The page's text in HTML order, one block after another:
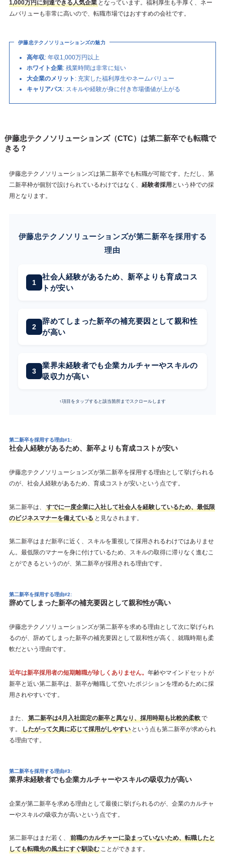
1,000万円に到達できる人気企業となっています。福利厚生も手厚く、ネー
ムバリューも非常に高いので、転職市場ではおすすめの会社です。
伊藤忠テクノソリューションズの魅力
高年収: 年収1,000万円以上
ホワイト企業: 残業時間は非常に短い
大企業のメリット : 充実した福利厚生やネームバリュー
キャリアパス: スキルや経験が身に付き市場価値が上がる
伊藤忠テクノソリューションズ（CTC）は第二新卒でも転職で
きる？
伊藤忠テクノソリューションズは第二新卒でも転職が可能です。ただし、第
二新卒枠が個別で設けられているわけではなく、 経験者採用 という枠での採
用となります。
伊藤忠テクノソリューションズが第二新卒を採用する
理由
社会人経験があるため、新卒よりも育成コス
トが安い
辞めてしまった新卒の補充要因として親和性
が高い
業界未経験者でも企業カルチャーやスキルの
吸収力が高い
↑項目をタップすると該当箇所までスクロールします
第二新卒を採用する理由#1:
社会人経験があるため、新卒よりも育成コストが安い
伊藤忠テクノソリューションズが第二新卒を採用する理由として挙げられる
のが、社会人経験があるため、育成コストが安いという点です。
第二新卒は、
すでに一度企業に入社して社会人を経験しているため、最低限
のビジネスマナーを備えている と見なされます。
第二新卒はまだ新卒に近く、スキルを重視して採用されるわけではありませ
ん。最低限のマナーを身に付けているため、スキルの取得に滞りなく進むこ
とができるというのが、第二新卒が採用される理由です。
第二新卒を採用する理由#2:
辞めてしまった新卒の補充要因として親和性が高い
伊藤忠テクノソリューションズが第二新卒を求める理由として次に挙げられ
るのが、辞めてしまった新卒の補充要因として親和性が高く、就職時期も柔
軟だという理由です。
近年は新卒採用者の短期離職が珍しくありません。 年齢やマインドセットが
新卒と近い第二新卒は、新卒が離職して空いたポジションを埋めるために採
用されやすいです。
また、 第二新卒は4月入社固定の新卒と異なり、採用時期も比較的柔軟で
す。
したがって欠員に応じて採用がしやすいという点も第二新卒が求められ
る理由です。
第二新卒を採用する理由#3:
業界未経験者でも企業カルチャーやスキルの吸収力が高い
企業が第二新卒を求める理由として最後に挙げられるのが、企業のカルチャ
ーやスキルの吸収力が高いという点です。
第二新卒はまだ若く、
前職のカルチャーに染まっていないため、転職したと
しても転職先の風土にすぐ馴染むことができます。